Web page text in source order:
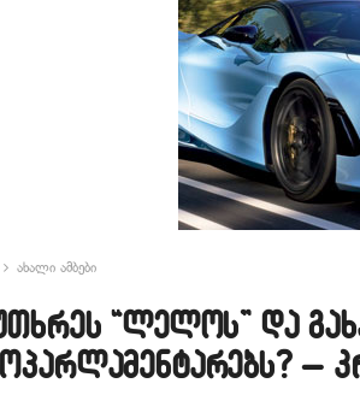
ახალი ამბები
“ლელოს” და
–